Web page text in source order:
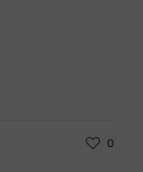
0